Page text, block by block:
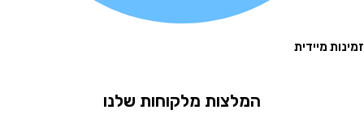
מיידית
המלצות מלקוחות שלנו